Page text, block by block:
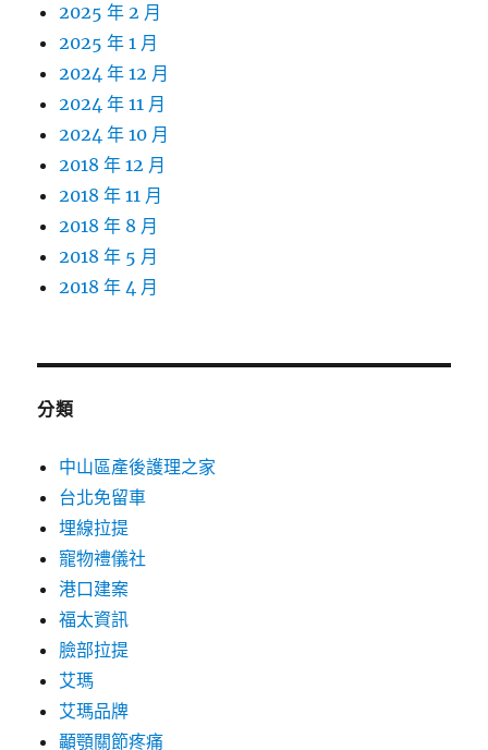
2025 年 2 月
2025 年 1 月
2024 年 12 月
2024 年 11 月
2024 年 10 月
2018 年 12 月
2018 年 11 月
2018 年 8 月
2018 年 5 月
2018 年 4 月
分類
中山區產後護理之家
台北免留車
埋線拉提
寵物禮儀社
港口建案
福太資訊
臉部拉提
艾瑪
艾瑪品牌
顳顎關節疼痛